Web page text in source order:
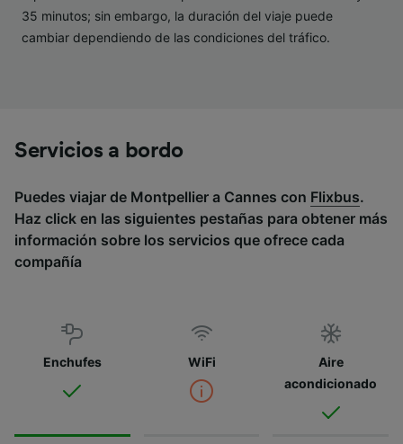
35 minutos; sin embargo, la duración del viaje puede
cambiar dependiendo de las condiciones del tráfico.
Servicios a bordo
Puedes viajar de Montpellier a Cannes con Flixbus.
Haz click en las siguientes pestañas para obtener más
información sobre los servicios que ofrece cada
compañía
Enchufes WiFi
Aire
acondicionado